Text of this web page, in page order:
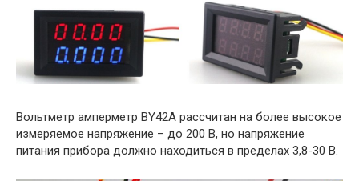
Вольтметр амперметр BY42A рассчитан на более высокое
измеряемое напряжение – до 200 В, но напряжение
питания прибора должно находиться в пределах 3,8-30 В.